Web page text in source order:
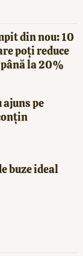
din nou: 10
poți reduce
la 20%
ajuns pe
buze ideal